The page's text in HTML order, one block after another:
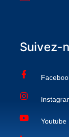
Suivez-
Youtube